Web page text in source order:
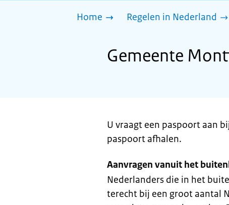
Home Regelen in Nederland
Gemeente
U vraagt een paspoort aan
paspoort afhalen.
Aanvragen vanuit het
Nederlanders die in het
terecht bij een groot aantal